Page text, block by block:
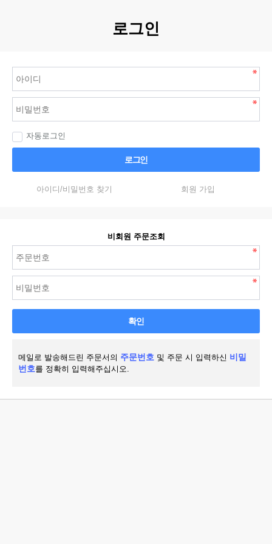
로그인
자동로그인
로그인
아이디/비밀번호 찾기 회원 가입
비회원 주문조회
확인
메일로 발송해드린 주문서의 주문번호 및 주문 시 입력하신 비밀
번호를 정확히 입력해주십시오.